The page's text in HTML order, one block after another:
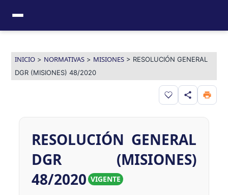
contenido
INICIO> NORMATIVAS> MISIONES> RESOLUCIÓN GENERAL
DGR (MISIONES) 48/2020
Guardar en
RESOLUCIÓN GENERAL
DGR (MISIONES)
48/2020 VIGENTE